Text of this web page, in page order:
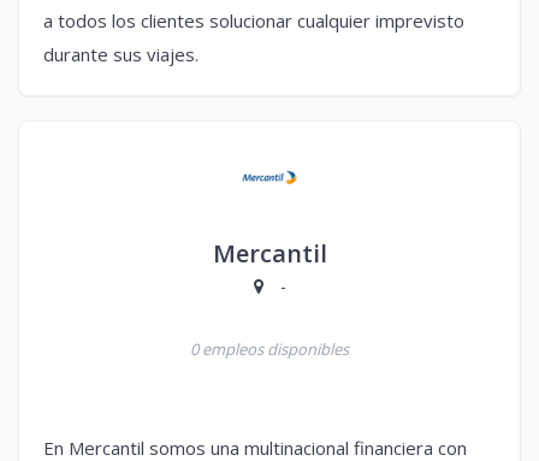
a todos los clientes solucionar cualquier imprevisto
durante sus viajes.
Mercantil
-
0 empleos disponibles
En Mercantil somos una multinacional financiera con